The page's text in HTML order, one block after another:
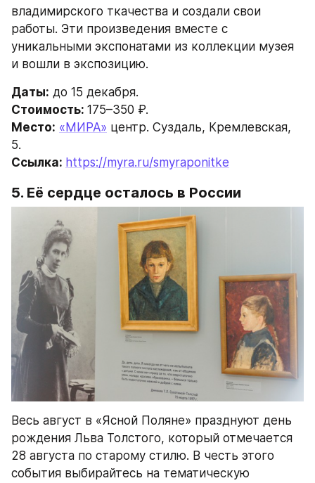
владимирского ткачества и создали свои
работы. Эти произведения вместе с
уникальными экспонатами из коллекции музея
и вошли в экспозицию.
Даты: до 15 декабря.
Стоимость: 175–350 ₽.
Место: «МИРА» центр. Суздаль, Кремлевская,
5.
Ссылка: https://myra.ru/smyraponitke
5. Её сердце осталось в России
Весь август в «Ясной Поляне» празднуют день
рождения Льва Толстого, который отмечается
28 августа по старому стилю. В честь этого
события выбирайтесь на тематическую